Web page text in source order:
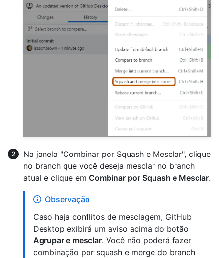
Na janela "Combinar por Squash e Mesclar", clique
no branch que você deseja mesclar no branch
atual e clique em Combinar por Squash e Mesclar.
Observação
Caso haja conflitos de mesclagem, GitHub
Desktop exibirá um aviso acima do botão
Agrupar e mesclar. Você não poderá fazer
combinação por squash e merge do branch